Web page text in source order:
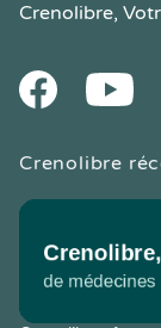
Crenolibre,
FacebookYoutube
Crenolibre